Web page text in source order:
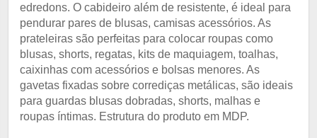
edredons. O cabideiro além de resistente, é ideal para
pendurar pares de blusas, camisas acessórios. As
prateleiras são perfeitas para colocar roupas como
blusas, shorts, regatas, kits de maquiagem, toalhas,
caixinhas com acessórios e bolsas menores. As
gavetas fixadas sobre corrediças metálicas, são ideais
para guardas blusas dobradas, shorts, malhas e
roupas íntimas. Estrutura do produto em MDP.